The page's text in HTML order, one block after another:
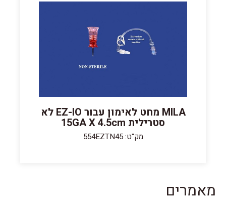
MILA מחט לאימון עבור EZ-IO לא
סטרילית 15GA X 4.5cm
מק"ט: 554EZTN45
מאמרים